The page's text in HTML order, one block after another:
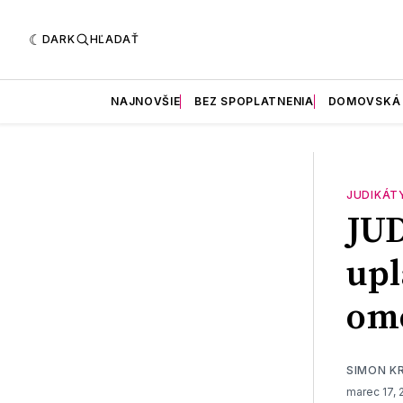
DARK HĽADAŤ
NAJNOVŠIE BEZ SPOPLATNENIA
SIMON
marec 17,